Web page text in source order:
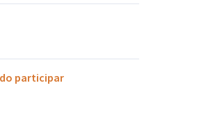
participar